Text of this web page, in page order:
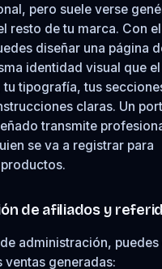
pero suele verse
resto de tu marca. Con
diseñar una página
identidad visual que
tipografía, tus
claras. Un
transmite
se va a registrar para
de afiliados y
administración,
generadas: